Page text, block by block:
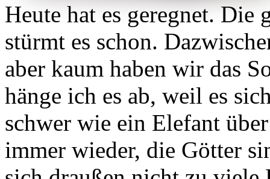
Heute hat es geregnet. Die
stürmt es schon.
aber kaum haben wir das
hänge ich es ab, weil es
schwer wie ein Elefant
immer wieder, die Götter